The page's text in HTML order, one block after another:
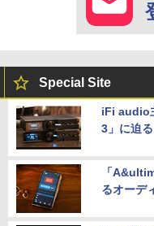
Special Site
iFi audio
3」に迫る
「
るオーデ